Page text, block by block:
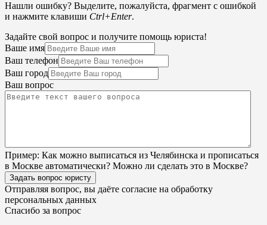
Нашли ошибку? Выделите, пожалуйста, фрагмент с ошибкой
и нажмите клавиши Ctrl+Enter.
Задайте свой вопрос и получите помощь юриста!
Ваше имя
Ваш телефон
Ваш город
Ваш вопрос
Пример: Как можно выписаться из Челябинска и прописаться
в Москве автоматически? Можно ли сделать это в Москве?
Задать вопрос юристу
Отправляя вопрос, вы даёте согласие на обработку
персональных данных
Спасибо за вопрос